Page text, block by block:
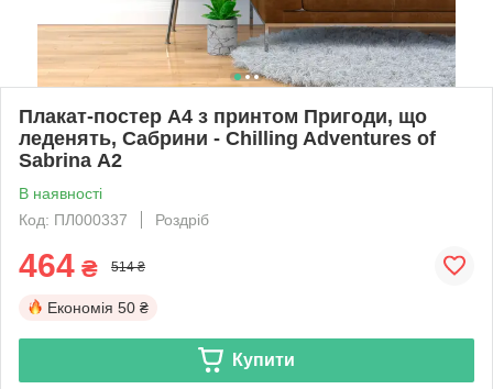
Плакат-постер А4 з принтом Пригоди, що
леденять, Сабрини - Chilling Adventures of
Sabrina А2
В наявності
Код: ПЛ000337
Роздріб
464 ₴ 514 ₴
Економія 50 ₴
Купити